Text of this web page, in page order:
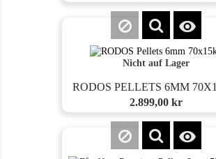

Nicht auf Lager
RODOS PELLETS 6MM
Preis
2.899,00 kr
